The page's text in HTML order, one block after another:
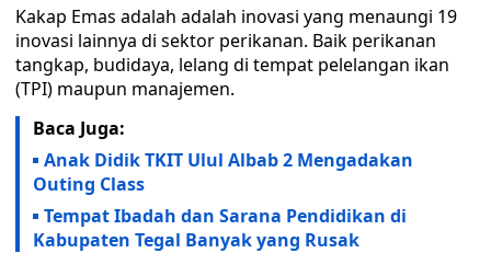
Kakap Emas adalah adalah inovasi yang menaungi 19
inovasi lainnya di sektor perikanan. Baik perikanan
tangkap, budidaya, lelang di tempat pelelangan ikan
(TPI) maupun manajemen.
Baca Juga:
Anak Didik TKIT Ulul Albab 2 Mengadakan
Outing Class
Tempat Ibadah dan Sarana Pendidikan di
Kabupaten Tegal Banyak yang Rusak